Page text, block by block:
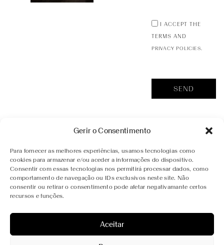
Gerir o Consentimento
Para fornecer as melhores experiências, usamos tecnologias como
cookies para armazenar e/ou aceder a informações do dispositivo.
Consentir com essas tecnologias nos permitirá processar dados, como
comportamento de navegação ou IDs exclusivos neste site. Não
consentir ou retirar o consentimento pode afetar negativamante certos
recursos e funções.
Aceitar
I ACCEPT THE
TERMS AND
PRIVACY POLICIES.
SEND
Nº 8573
ADDRESS
QUINTA
VALE DAS
CONTACTS
network)
BOOKING@VALEDASPAPAS.PT
SOCIAL MEDIA
INSTAGRAM